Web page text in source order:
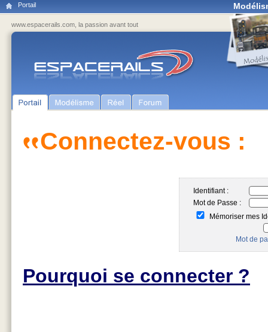
Portail
www.espacerails.com, la passion avant tout
Connectez-vous :
Identifiant :
Mot de Passe :
Mémoriser mes
Mot de
Pourquoi se connecter ?